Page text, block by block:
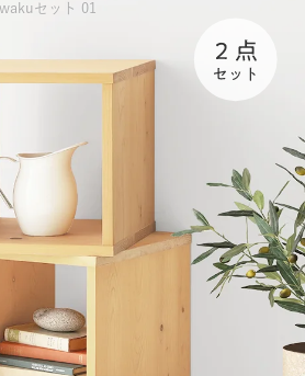
wakuセット 01